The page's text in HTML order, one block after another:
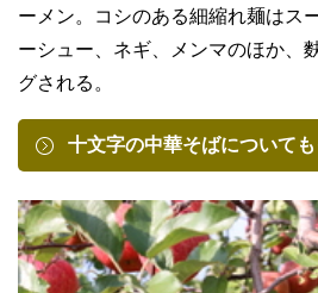
ーメン。コシのある細縮れ麺はス
ーシュー、ネギ、メンマのほか、
グされる。
十文字の中華そばについて